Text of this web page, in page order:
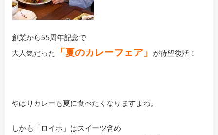
創業から55周年記念で
大人気だった
「夏のカレーフェア」 が待望復活！
やはりカレーも夏に食べたくなりますよね。
しかも「ロイホ」はスイーツ含め